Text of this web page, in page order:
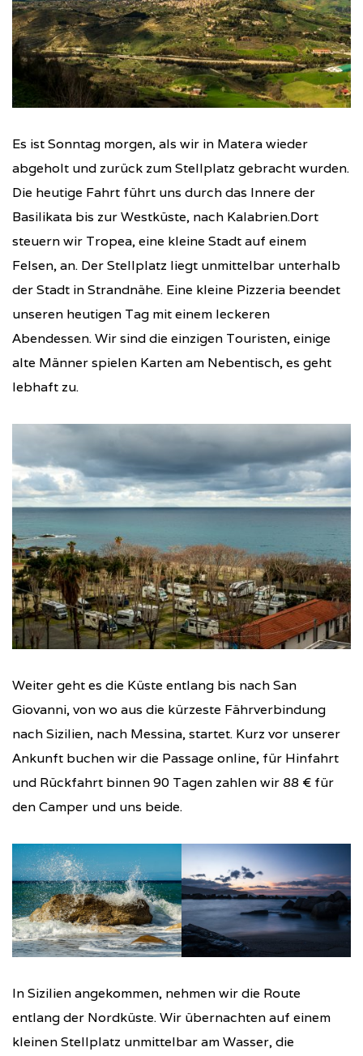
Es ist Sonntag morgen, als wir in Matera wieder
abgeholt und zurück zum Stellplatz gebracht wurden.
Die heutige Fahrt führt uns durch das Innere der
Basilikata bis zur Westküste, nach Kalabrien.Dort
steuern wir Tropea, eine kleine Stadt auf einem
Felsen, an. Der Stellplatz liegt unmittelbar unterhalb
der Stadt in Strandnähe. Eine kleine Pizzeria beendet
unseren heutigen Tag mit einem leckeren
Abendessen. Wir sind die einzigen Touristen, einige
alte Männer spielen Karten am Nebentisch, es geht
lebhaft zu.
Weiter geht es die Küste entlang bis nach San
Giovanni, von wo aus die kürzeste Fährverbindung
nach Sizilien, nach Messina, startet. Kurz vor unserer
Ankunft buchen wir die Passage online, für Hinfahrt
und Rückfahrt binnen 90 Tagen zahlen wir 88 € für
den Camper und uns beide.
In Sizilien angekommen, nehmen wir die Route
entlang der Nordküste. Wir übernachten auf einem
kleinen Stellplatz unmittelbar am Wasser, die